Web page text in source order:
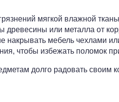
мягкой влажной
древесины или металла от
накрывать мебель чехлами
чтобы избежать поломок
долго радовать своим